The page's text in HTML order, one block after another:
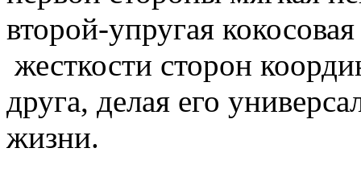
второй-упругая
жесткости сторон
друга, делая его
жизни.